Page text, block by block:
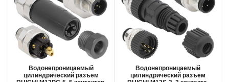
Водонепроницаемый
цилиндрический разъем
Водонепроницаемый
цилиндрический разъем